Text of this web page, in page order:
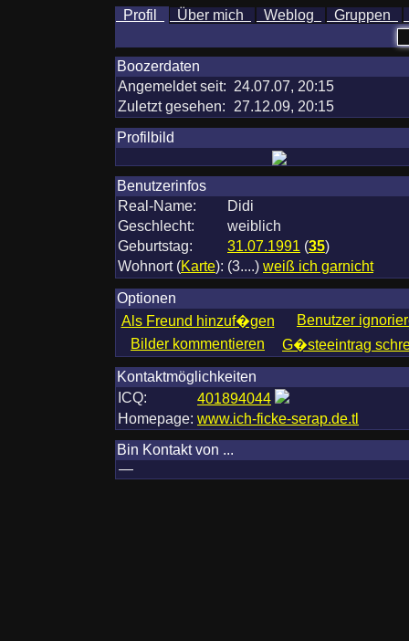
Profil Über mich Weblog Gruppen
Boozerdaten
Angemeldet seit: 24.07.07, 20:15
Zuletzt gesehen:
27.12.09, 20:15
Profilbild
Benutzerinfos
Real-Name:
Didi
Geschlecht:
weiblich
Geburtstag:
31.07.1991 (35)
Wohnort(Karte): (3....) weiß ich garnicht
Optionen
Als Freund hinzuf�gen
Benutzer
Bilder kommentieren
G�steeintrag
Kontaktmöglichkeiten
ICQ:
401894044
Homepage: www.ich-ficke-serap.de.tl
Bin Kontakt von ...
—